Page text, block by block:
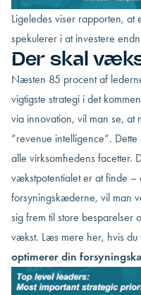
Ligeledes viser rapporten, at
spekulerer i at investere
Der skal
Næsten 85 procent af
vigtigste strategi i det
via innovation, vil man se, at
”revenue intelligence”.
alle virksomhedens facetter.
vækstpotentialet er at finde –
forsyningskæderne, vil man
sig frem til store besparelser
vækst. Læs mere her, hvis
optimerer din